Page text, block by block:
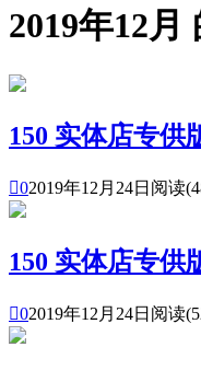
2019年12月
150 实体店专
02019年12月24日 阅读
150 实体店专
02019年12月24日 阅读